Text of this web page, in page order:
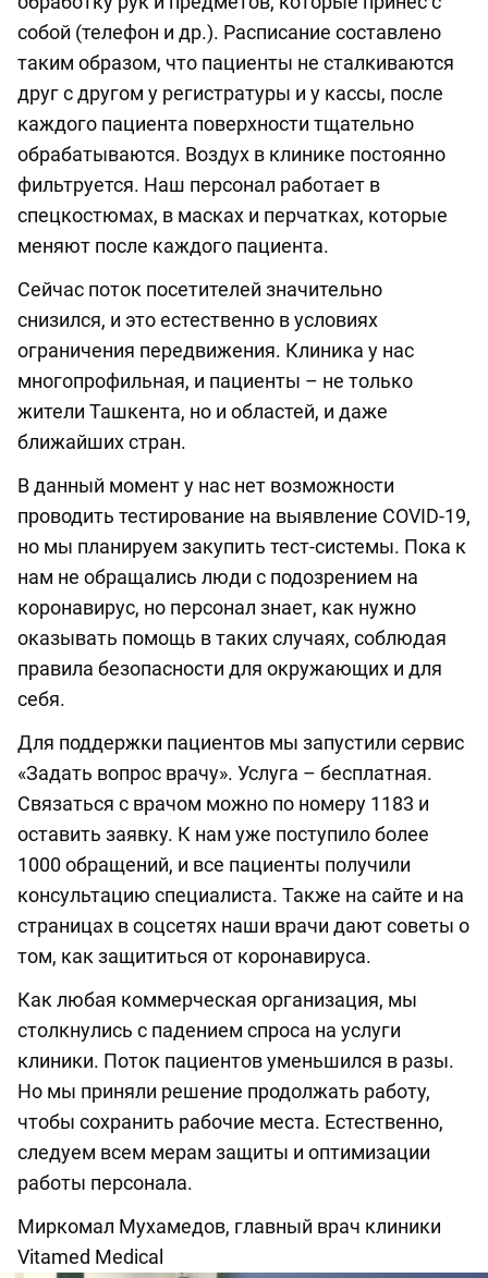
собой (телефон и др.). Расписание составлено
таким образом, что пациенты не сталкиваются
друг с другом у регистратуры и у кассы, после
каждого пациента поверхности тщательно
обрабатываются. Воздух в клинике постоянно
фильтруется. Наш персонал работает в
спецкостюмах, в масках и перчатках, которые
меняют после каждого пациента.
Сейчас поток посетителей значительно
снизился, и это естественно в условиях
ограничения передвижения. Клиника у нас
многопрофильная, и пациенты – не только
жители Ташкента, но и областей, и даже
ближайших стран.
В данный момент у нас нет возможности
проводить тестирование на выявление COVID-19,
но мы планируем закупить тест-системы. Пока к
нам не обращались люди с подозрением на
коронавирус, но персонал знает, как нужно
оказывать помощь в таких случаях, соблюдая
правила безопасности для окружающих и для
себя.
Для поддержки пациентов мы запустили сервис
«Задать вопрос врачу». Услуга – бесплатная.
Связаться с врачом можно по номеру 1183 и
оставить заявку. К нам уже поступило более
1000 обращений, и все пациенты получили
консультацию специалиста. Также на сайте и на
страницах в соцсетях наши врачи дают советы о
том, как защититься от коронавируса.
Как любая коммерческая организация, мы
столкнулись с падением спроса на услуги
клиники. Поток пациентов уменьшился в разы.
Но мы приняли решение продолжать работу,
чтобы сохранить рабочие места. Естественно,
следуем всем мерам защиты и оптимизации
работы персонала.
Миркомал Мухамедов, главный врач клиники
Vitamed Medical